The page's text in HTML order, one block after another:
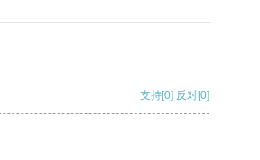
支持[0] 反对[0]